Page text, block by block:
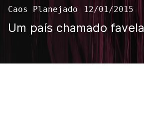
Caos Planejado 12/01/2015
Um país chamado favela